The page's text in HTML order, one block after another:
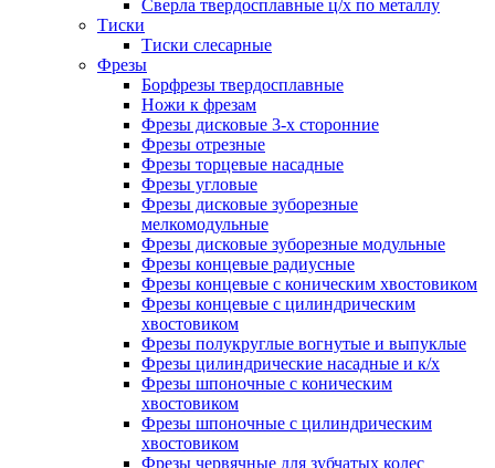
Сверла твердосплавные ц/х по металлу
Тиски
Тиски слесарные
Фрезы
Борфрезы твердосплавные
Ножи к фрезам
Фрезы дисковые 3-х сторонние
Фрезы отрезные
Фрезы торцевые насадные
Фрезы угловые
Фрезы дисковые зуборезные
мелкомодульные
Фрезы дисковые зуборезные модульные
Фрезы концевые радиусные
Фрезы концевые с коническим хвостовиком
Фрезы концевые с цилиндрическим
хвостовиком
Фрезы полукруглые вогнутые и выпуклые
Фрезы цилиндрические насадные и к/х
Фрезы шпоночные с коническим
хвостовиком
Фрезы шпоночные с цилиндрическим
хвостовиком
Фрезы червячные для зубчатых колес